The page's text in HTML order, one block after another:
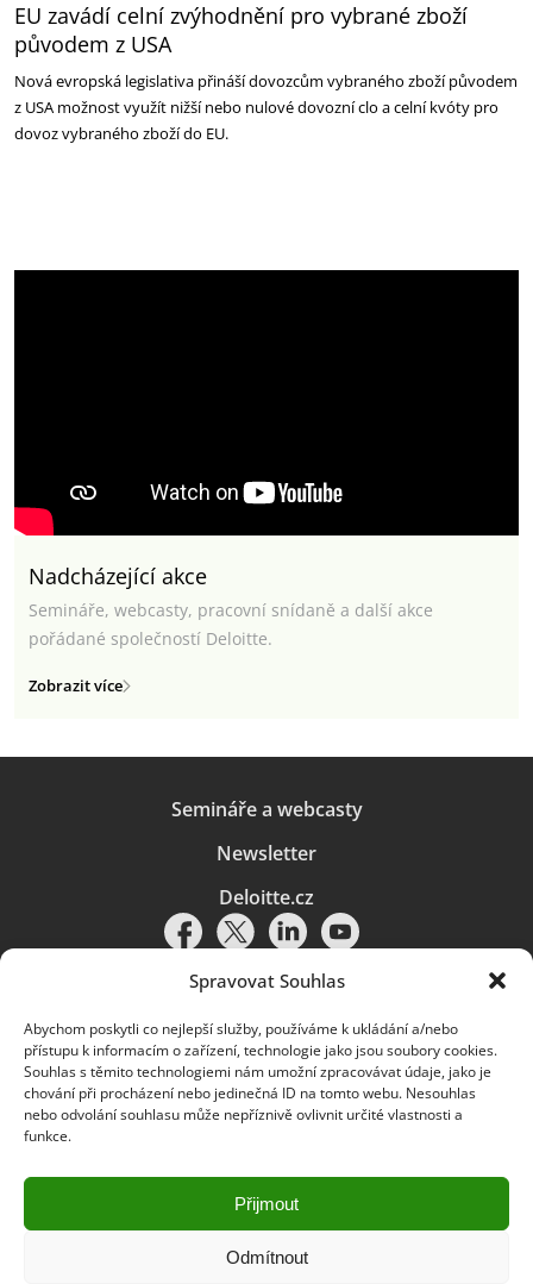
Spravovat Souhlas
Abychom poskytli co nejlepší služby, používáme k ukládání a/nebo
přístupu k informacím o zařízení, technologie jako jsou soubory cookies.
Souhlas s těmito technologiemi nám umožní zpracovávat údaje, jako je
chování při procházení nebo jedinečná ID na tomto webu. Nesouhlas
nebo odvolání souhlasu může nepříznivě ovlivnit určité vlastnosti a
funkce.
Přijmout
Odmítnout
EU zavádí celní zvýhodnění pro vybrané zboží
původem z USA
Nová evropská legislativa přináší dovozcům vybraného zboží původem
z USA možnost využít nižší nebo nulové dovozní clo a celní kvóty pro
dovoz vybraného zboží do EU.
Nadcházející akce
Semináře, webcasty, pracovní snídaně a další akce
pořádané společností Deloitte.
Zobrazit více
Semináře a webcasty
Newsletter
Deloitte.cz
Pravidla používání|Ochrana osobních údajů|Soubory cookies |
Deloitte.cz
© 2026. Více informací najdete vPravidlech používání.
Deloitte označuje jednu či více společností globální sítě členských
a přidružené subjekty (souhrnně „organizace Deloitte“). Společnost DTTL
(rovněž označovaná jako „Deloitte Global“) a každá z jejích členských
společností a jejich přidružených subjektů je samostatným a nezávislým
právním subjektem, který není oprávněn zavazovat nebo přijímat závazky
za jinou z těchto členských společností a jejich přidružených subjektů ve